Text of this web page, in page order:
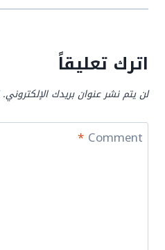
اترك تعليقاً
لن يتم نشر عنوان بريدك الإلكتروني.
Comment
*